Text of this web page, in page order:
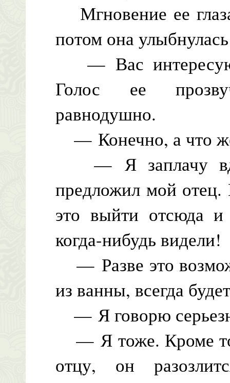
Мгновение ее
потом она
— Вас
Голос ее
равнодушно.
— Конечно, а что
— Я заплачу
предложил мой отец.
это выйти отсюда
когда-нибудь видели!
— Разве это
из ванны, всегда
— Я говорю
— Я тоже. Кроме
отцу, он